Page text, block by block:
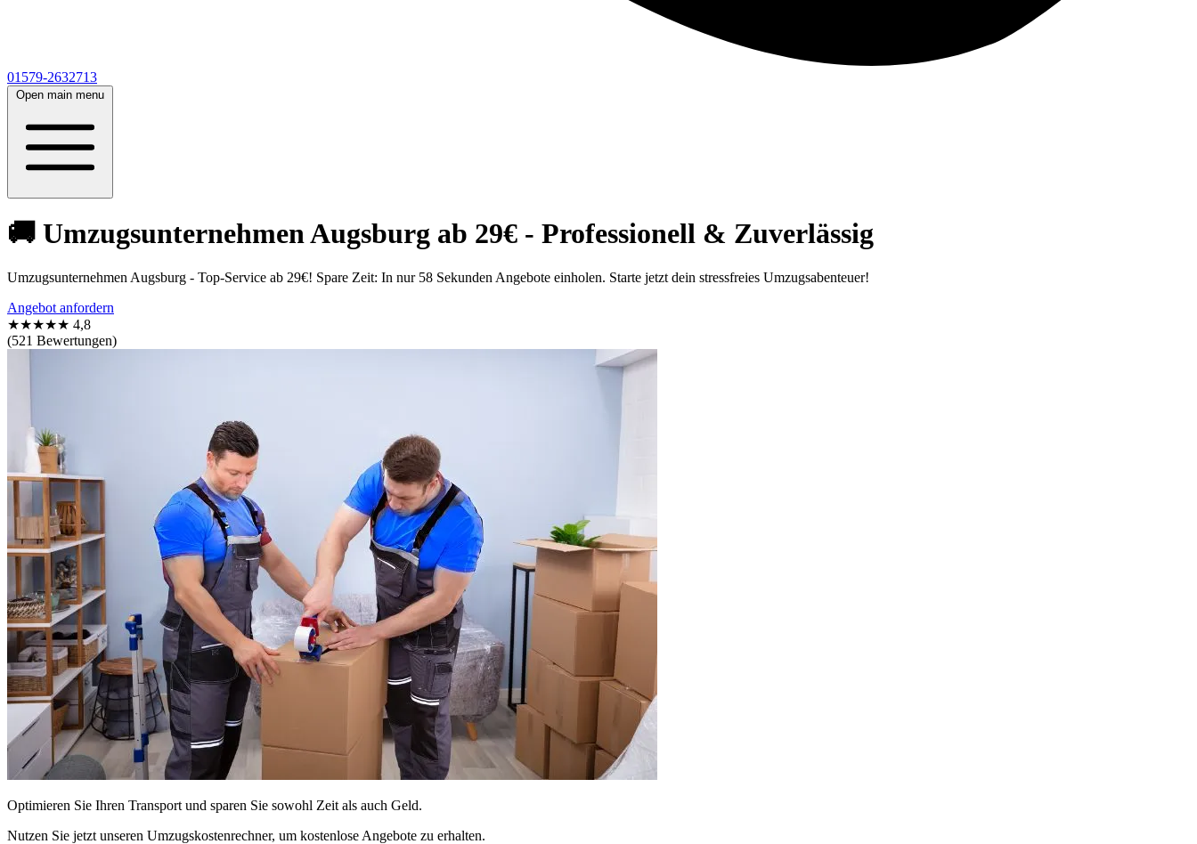
01579-2632713
Open main menu
🚚 Umzugsunternehmen Augsburg ab 29€ - Professionell & Zuverlässig
Umzugsunternehmen Augsburg - Top-Service ab 29€! Spare Zeit: In nur 58 Sekunden Angebote einholen. Starte jetzt dein stressfreies Umzugsabenteuer!
Angebot anfordern
★★★★★ 4,8
(521 Bewertungen)
Optimieren Sie Ihren Transport und sparen Sie sowohl Zeit als auch Geld.
Nutzen Sie jetzt unseren Umzugskostenrechner, um kostenlose Angebote zu erhalten.